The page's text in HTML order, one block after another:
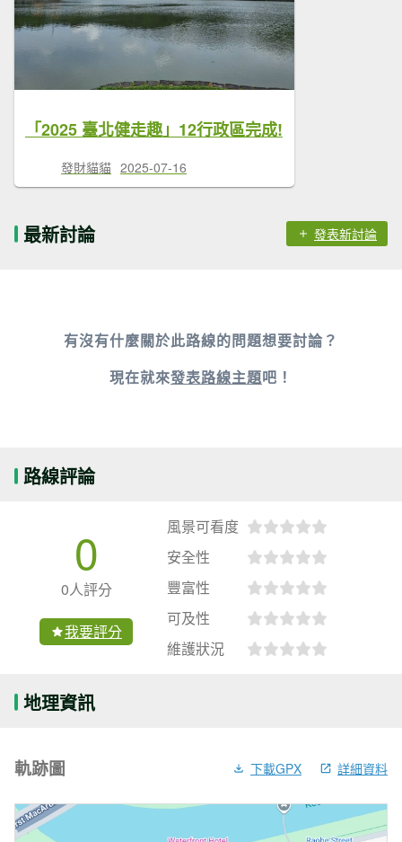
「2025 臺北健走趣」12行政區完成!
發財貓貓 2025-07-16
最新討論 發表新討論
有沒有什麼關於此路線的問題想要討論？
現在就來發表路線主題吧！
路線評論
0
0人評分
我要評分
風景可看度
安全性
豐富性
可及性
維護狀況
地理資訊
軌跡圖 下載GPX 詳細資料